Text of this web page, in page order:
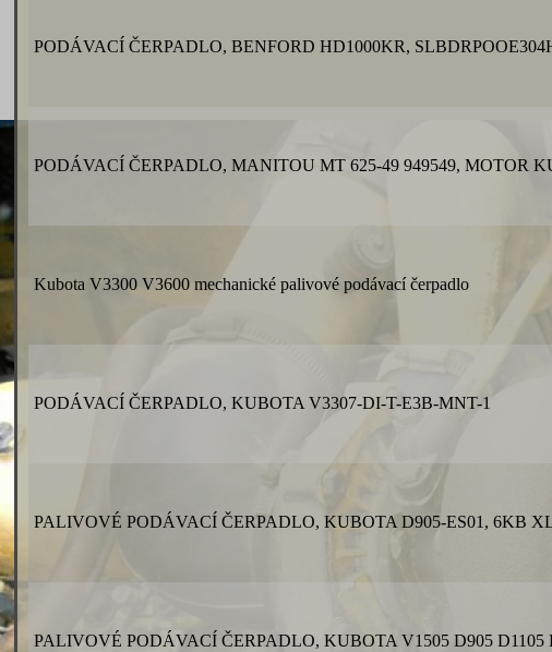
PODÁVACÍ ČERPADLO, BENFORD HD1000KR,
PODÁVACÍ ČERPADLO, MANITOU MT 625-49 949549, MOTOR
Kubota V3300 V3600 mechanické palivové podávací čerpadlo
PODÁVACÍ ČERPADLO, KUBOTA V3307-DI-T-E3B-MNT-1
PALIVOVÉ PODÁVACÍ ČERPADLO, KUBOTA D905-ES01, 6KB
PALIVOVÉ PODÁVACÍ ČERPADLO, KUBOTA V1505 D905 D1105